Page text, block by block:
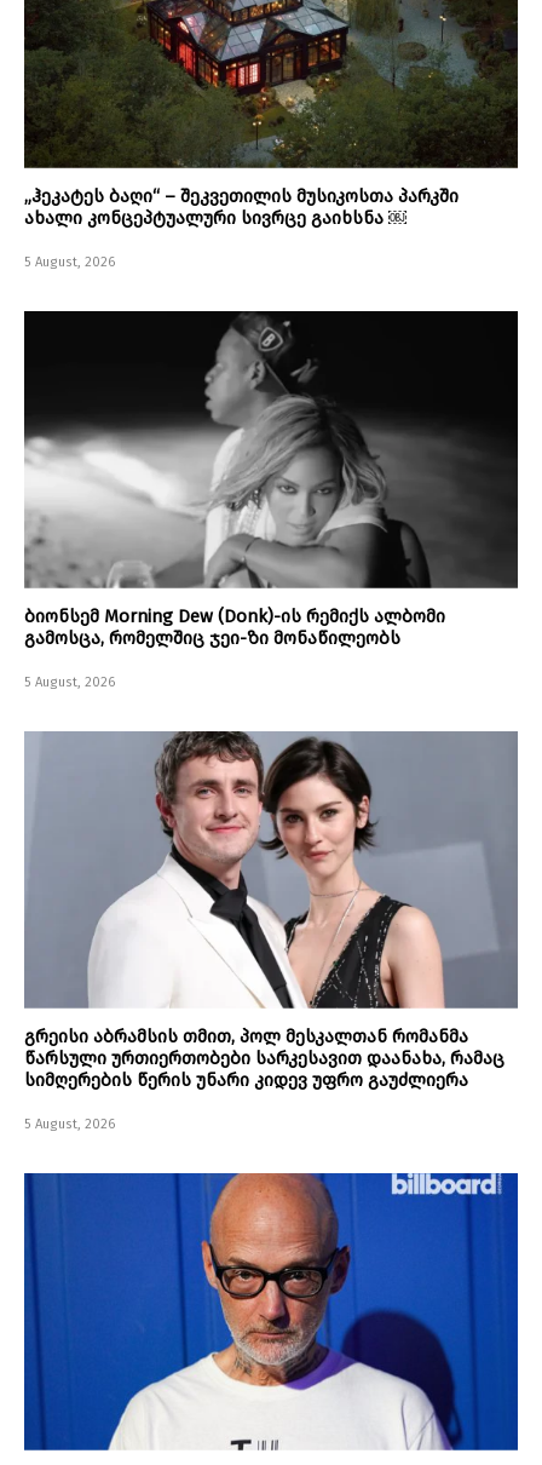
„ჰეკატეს ბაღი“ – შეკვეთილის მუსიკოსთა პარკში
ახალი კონცეპტუალური სივრცე გაიხსნა ￼
5 August, 2026
ბიონსემ Morning Dew (Donk)-ის რემიქს ალბომი
გამოსცა, რომელშიც ჯეი-ზი მონაწილეობს
5 August, 2026
გრეისი აბრამსის თმით, პოლ მესკალთან რომანმა
წარსული ურთიერთობები სარკესავით დაანახა, რამაც
სიმღერების წერის უნარი კიდევ უფრო გაუძლიერა
5 August, 2026